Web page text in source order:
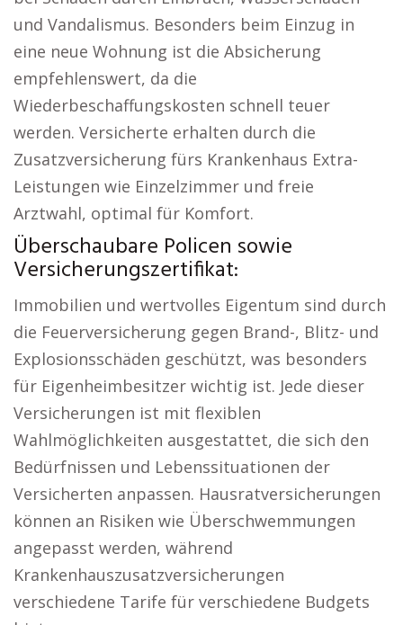
und Vandalismus. Besonders beim Einzug in
eine neue Wohnung ist die Absicherung
empfehlenswert, da die
Wiederbeschaffungskosten schnell teuer
werden. Versicherte erhalten durch die
Zusatzversicherung fürs Krankenhaus Extra-
Leistungen wie Einzelzimmer und freie
Arztwahl, optimal für Komfort.
Überschaubare Policen sowie
Versicherungszertifikat:
Immobilien und wertvolles Eigentum sind durch
die Feuerversicherung gegen Brand-, Blitz- und
Explosionsschäden geschützt, was besonders
für Eigenheimbesitzer wichtig ist. Jede dieser
Versicherungen ist mit flexiblen
Wahlmöglichkeiten ausgestattet, die sich den
Bedürfnissen und Lebenssituationen der
Versicherten anpassen. Hausratversicherungen
können an Risiken wie Überschwemmungen
angepasst werden, während
Krankenhauszusatzversicherungen
verschiedene Tarife für verschiedene Budgets